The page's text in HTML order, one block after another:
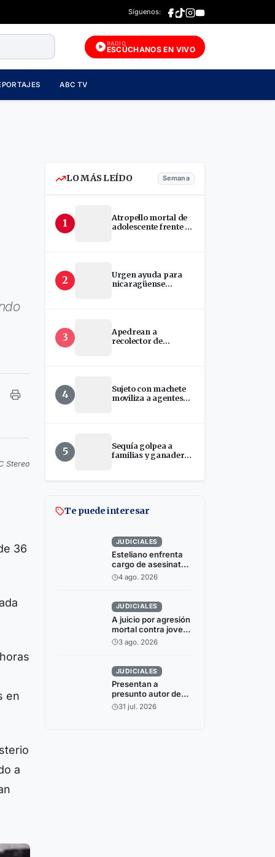
Síguenos:
RADIO
ESCÚCHANOS EN VIVO
ABC TV
Stereo
36
en
a
LO MÁS LEÍDO Semana
1
Atropello mortal de
adolescente frente a
2
Urgen ayuda para
nicaragüense
3
Apedrean a
recolector de
4
Sujeto con machete
moviliza a agentes
5
Sequía golpea a
familias y ganaderos
Te puede interesar
JUDICIALES
Esteliano enfrenta
cargo de asesinato
tras presunto
ataque con
4 ago. 2026
JUDICIALES
A juicio por agresión
mortal contra joven
en Ocotal
3 ago. 2026
JUDICIALES
Presentan a
presunto autor de
golpiza mortal
contra poblador de
31 jul. 2026